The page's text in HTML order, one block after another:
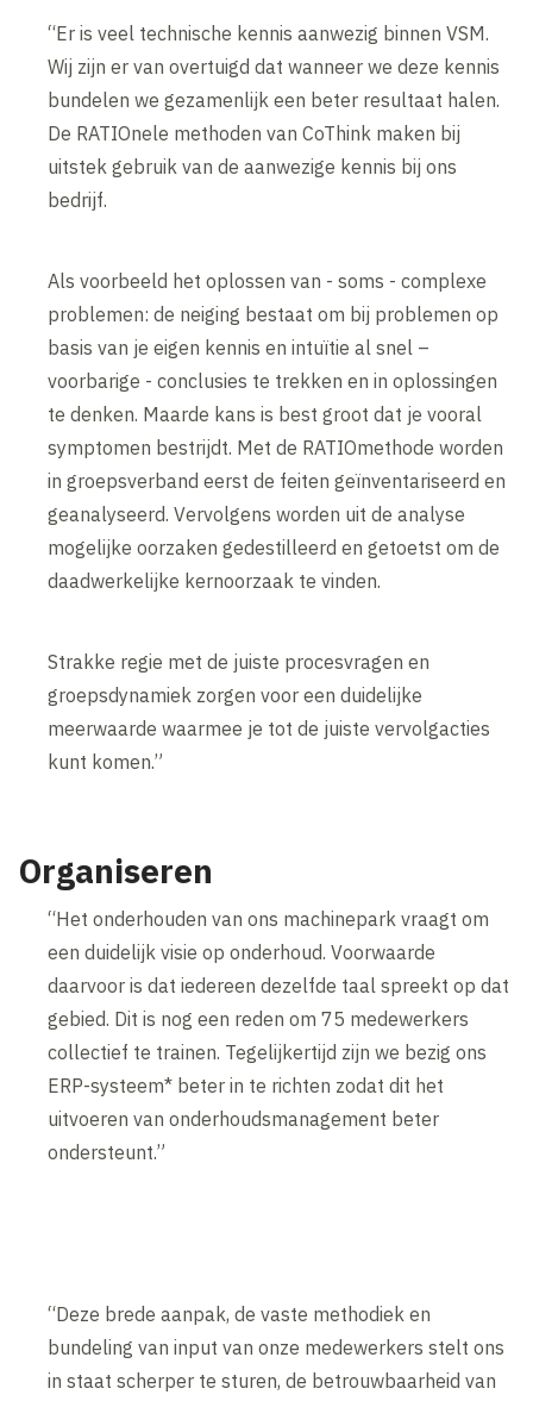
“Er is veel technische kennis aanwezig binnen VSM.
Wij zijn er van overtuigd dat wanneer we deze kennis
bundelen we gezamenlijk een beter resultaat halen.
De RATIOnele methoden van CoThink maken bij
uitstek gebruik van de aanwezige kennis bij ons
bedrijf.
Als voorbeeld het oplossen van - soms - complexe
problemen: de neiging bestaat om bij problemen op
basis van je eigen kennis en intuïtie al snel –
voorbarige - conclusies te trekken en in oplossingen
te denken. Maarde kans is best groot dat je vooral
symptomen bestrijdt. Met de RATIOmethode worden
in groepsverband eerst de feiten geïnventariseerd en
geanalyseerd. Vervolgens worden uit de analyse
mogelijke oorzaken gedestilleerd en getoetst om de
daadwerkelijke kernoorzaak te vinden.
Strakke regie met de juiste procesvragen en
groepsdynamiek zorgen voor een duidelijke
meerwaarde waarmee je tot de juiste vervolgacties
kunt komen.”
Organiseren
“Het onderhouden van ons machinepark vraagt om
een duidelijk visie op onderhoud. Voorwaarde
daarvoor is dat iedereen dezelfde taal spreekt op dat
gebied. Dit is nog een reden om 75 medewerkers
collectief te trainen. Tegelijkertijd zijn we bezig ons
ERP-systeem* beter in te richten zodat dit het
uitvoeren van onderhoudsmanagement beter
ondersteunt.”
“Deze brede aanpak, de vaste methodiek en
bundeling van input van onze medewerkers stelt ons
in staat scherper te sturen, de betrouwbaarheid van